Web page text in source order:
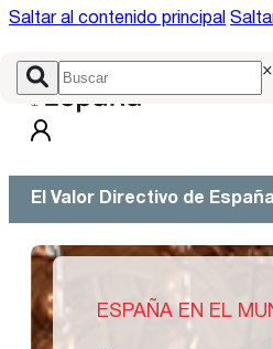
Saltar al contenido principal
×
El Valor Directivo de
ESPAÑA EN EL